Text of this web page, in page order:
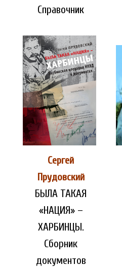
Справочник
Сергей
Прудовский
БЫЛА ТАКАЯ
«НАЦИЯ» –
ХАРБИНЦЫ.
Сборник
документов